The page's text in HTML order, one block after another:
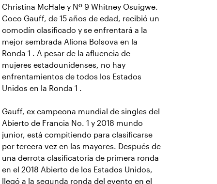
Christina McHale y Nº 9 Whitney Osuigwe.
Coco Gauff, de 15 años de edad, recibió un
comodín clasificado y se enfrentará a la
mejor sembrada Aliona Bolsova en la
Ronda 1 . A pesar de la afluencia de
mujeres estadounidenses, no hay
enfrentamientos de todos los Estados
Unidos en la Ronda 1 .
Gauff, ex campeona mundial de singles del
Abierto de Francia No. 1 y 2018 mundo
junior, está compitiendo para clasificarse
por tercera vez en las mayores. Después de
una derrota clasificatoria de primera ronda
en el 2018 Abierto de los Estados Unidos,
llegó a la segunda ronda del evento en el